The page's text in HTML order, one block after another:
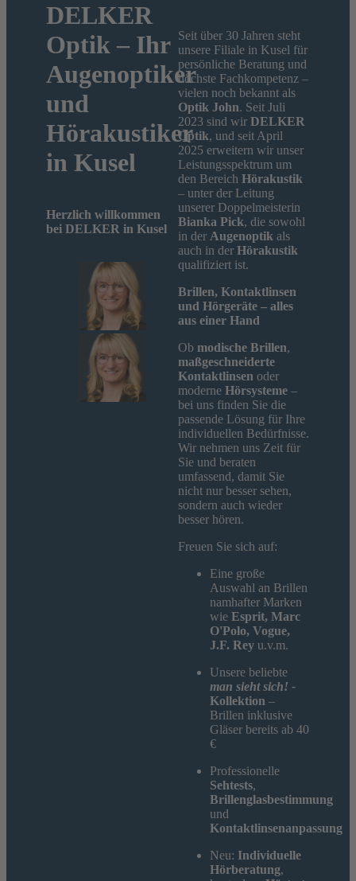
DELKER
Optik – Ihr
Augenoptiker
und
Hörakustiker
in Kusel
Herzlich willkommen
bei DELKER in Kusel
Seit über 30 Jahren steht
unsere Filiale in Kusel für
persönliche Beratung und
höchste Fachkompetenz –
vielen noch bekannt als
Optik John. Seit Juli
2023 sind wir DELKER
Optik, und seit April
2025 erweitern wir unser
Leistungsspektrum um
den Bereich Hörakustik
– unter der Leitung
unserer Doppelmeisterin
Bianka Pick, die sowohl
in der Augenoptik als
auch in der Hörakustik
qualifiziert ist.
Brillen, Kontaktlinsen
und Hörgeräte – alles
aus einer Hand
Ob modische Brillen,
maßgeschneiderte
Kontaktlinsen oder
moderne Hörsysteme –
bei uns finden Sie die
passende Lösung für Ihre
individuellen Bedürfnisse.
Wir nehmen uns Zeit für
Sie und beraten
umfassend, damit Sie
nicht nur besser sehen,
sondern auch wieder
besser hören.
Freuen Sie sich auf:
Eine große
Auswahl an Brillen
namhafter Marken
wie Esprit, Marc
O'Polo, Vogue,
J.F. Rey u.v.m.
Unsere beliebte
man sieht sich! -
Kollektion –
Brillen inklusive
Gläser bereits ab 40
€
Professionelle
Sehtests,
Brillenglasbestimmung
und
Kontaktlinsenanpassung
Neu: Individuelle
Hörberatung,